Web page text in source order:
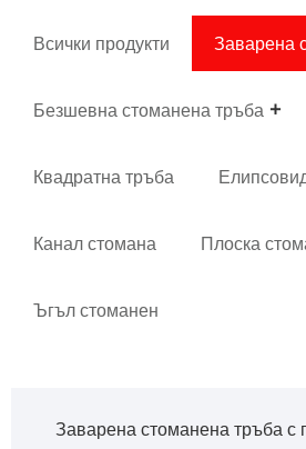
Всички продукти Заварена
Безшевна стоманена тръба
Квадратна тръба
Канал стомана Плоска
Ъгъл стоманен
Заварена стоманена тръба с